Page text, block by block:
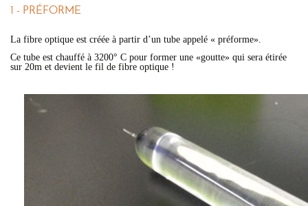
1 - PRÉFORME
La fibre optique est créée à partir d’un tube appelé « préforme».
Ce tube est chauffé à 3200° C pour former une «goutte» qui sera étirée
sur 20m et devient le fil de fibre optique !